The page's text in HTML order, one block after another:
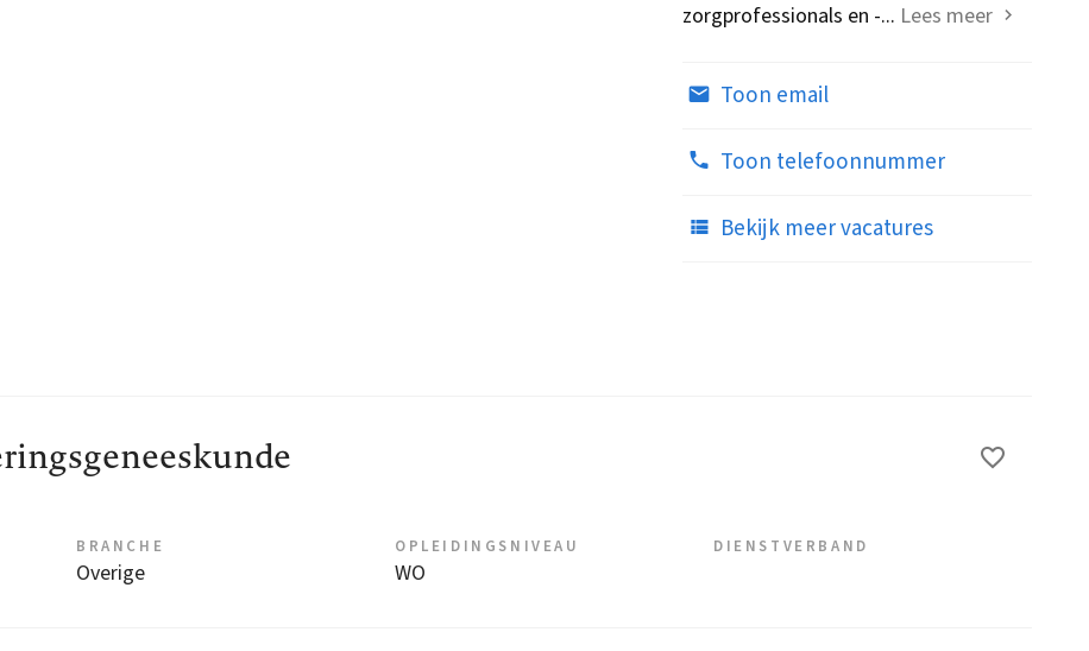
zorgprofessionals en -... Lees meer
Toon email
Toon telefoonnummer
Bekijk meer vacatures
BRANCHE
Overige
OPLEIDINGSNIVEAU
WO
DIENSTVERBAND